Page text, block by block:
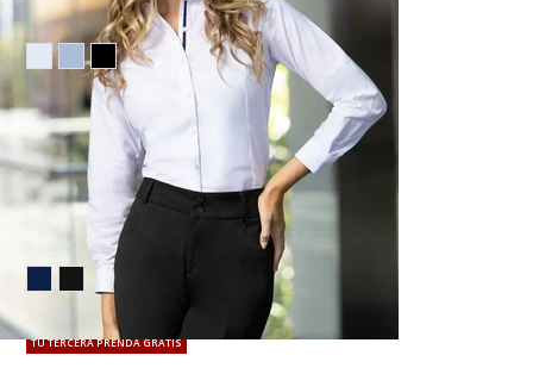
Boxer azul de algodón
$10.95
TU TERCERA PRENDA GRATIS
VISTA RAPIDA
Jeans slim fit 711 azul oscuro básico
TU TERCERA PRENDA GRATIS